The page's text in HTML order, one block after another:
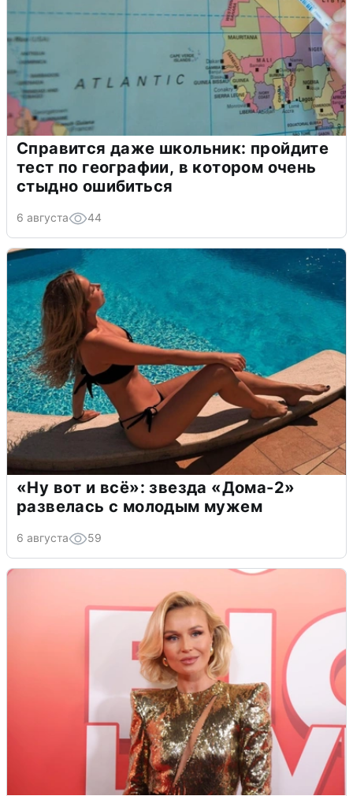
Справится даже школьник: пройдите
тест по географии, в котором очень
стыдно ошибиться
6 августа 44
«Ну вот и всё»: звезда «Дома-2»
развелась с молодым мужем
6 августа 59